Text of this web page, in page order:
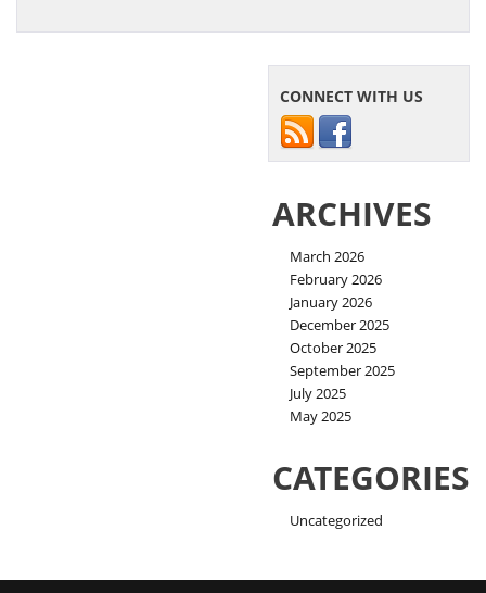
CONNECT WITH US
ARCHIVES
March 2026
February 2026
January 2026
December 2025
October 2025
September 2025
July 2025
May 2025
CATEGORIES
Uncategorized